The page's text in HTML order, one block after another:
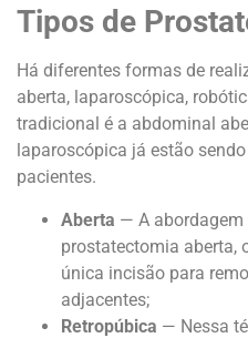
Tipos de
Há diferentes formas de
aberta, laparoscópica,
tradicional é a abdominal
laparoscópica já estão
pacientes.
Aberta — A
prostatectomia aberta,
única incisão para
adjacentes;
Retropúbica — Nessa